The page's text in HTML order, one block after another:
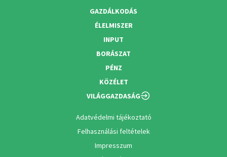
GAZDÁLKODÁS
ÉLELMISZER
INPUT
BORÁSZAT
PÉNZ
KÖZÉLET
VILÁGGAZDASÁG
Adatvédelmi tájékoztató
Felhasználási feltételek
Impresszum